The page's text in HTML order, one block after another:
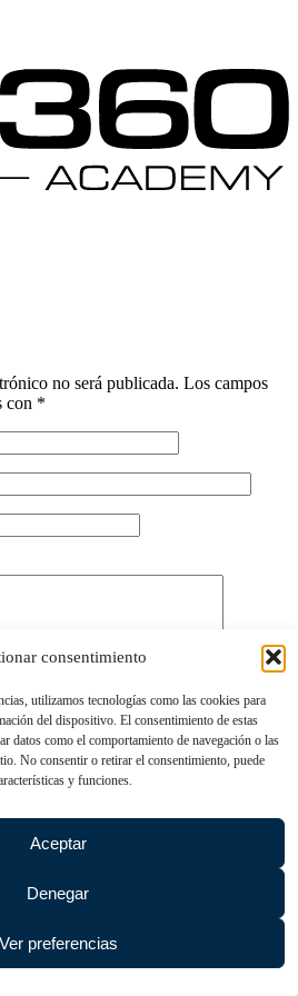
consentimiento
utilizamos tecnologías como las cookies para
del dispositivo. El consentimiento de estas
datos como el comportamiento de navegación o las
No consentir o retirar el consentimiento, puede
y funciones.
Aceptar
Denegar
Ver preferencias
no será publicada. Los campos
con *